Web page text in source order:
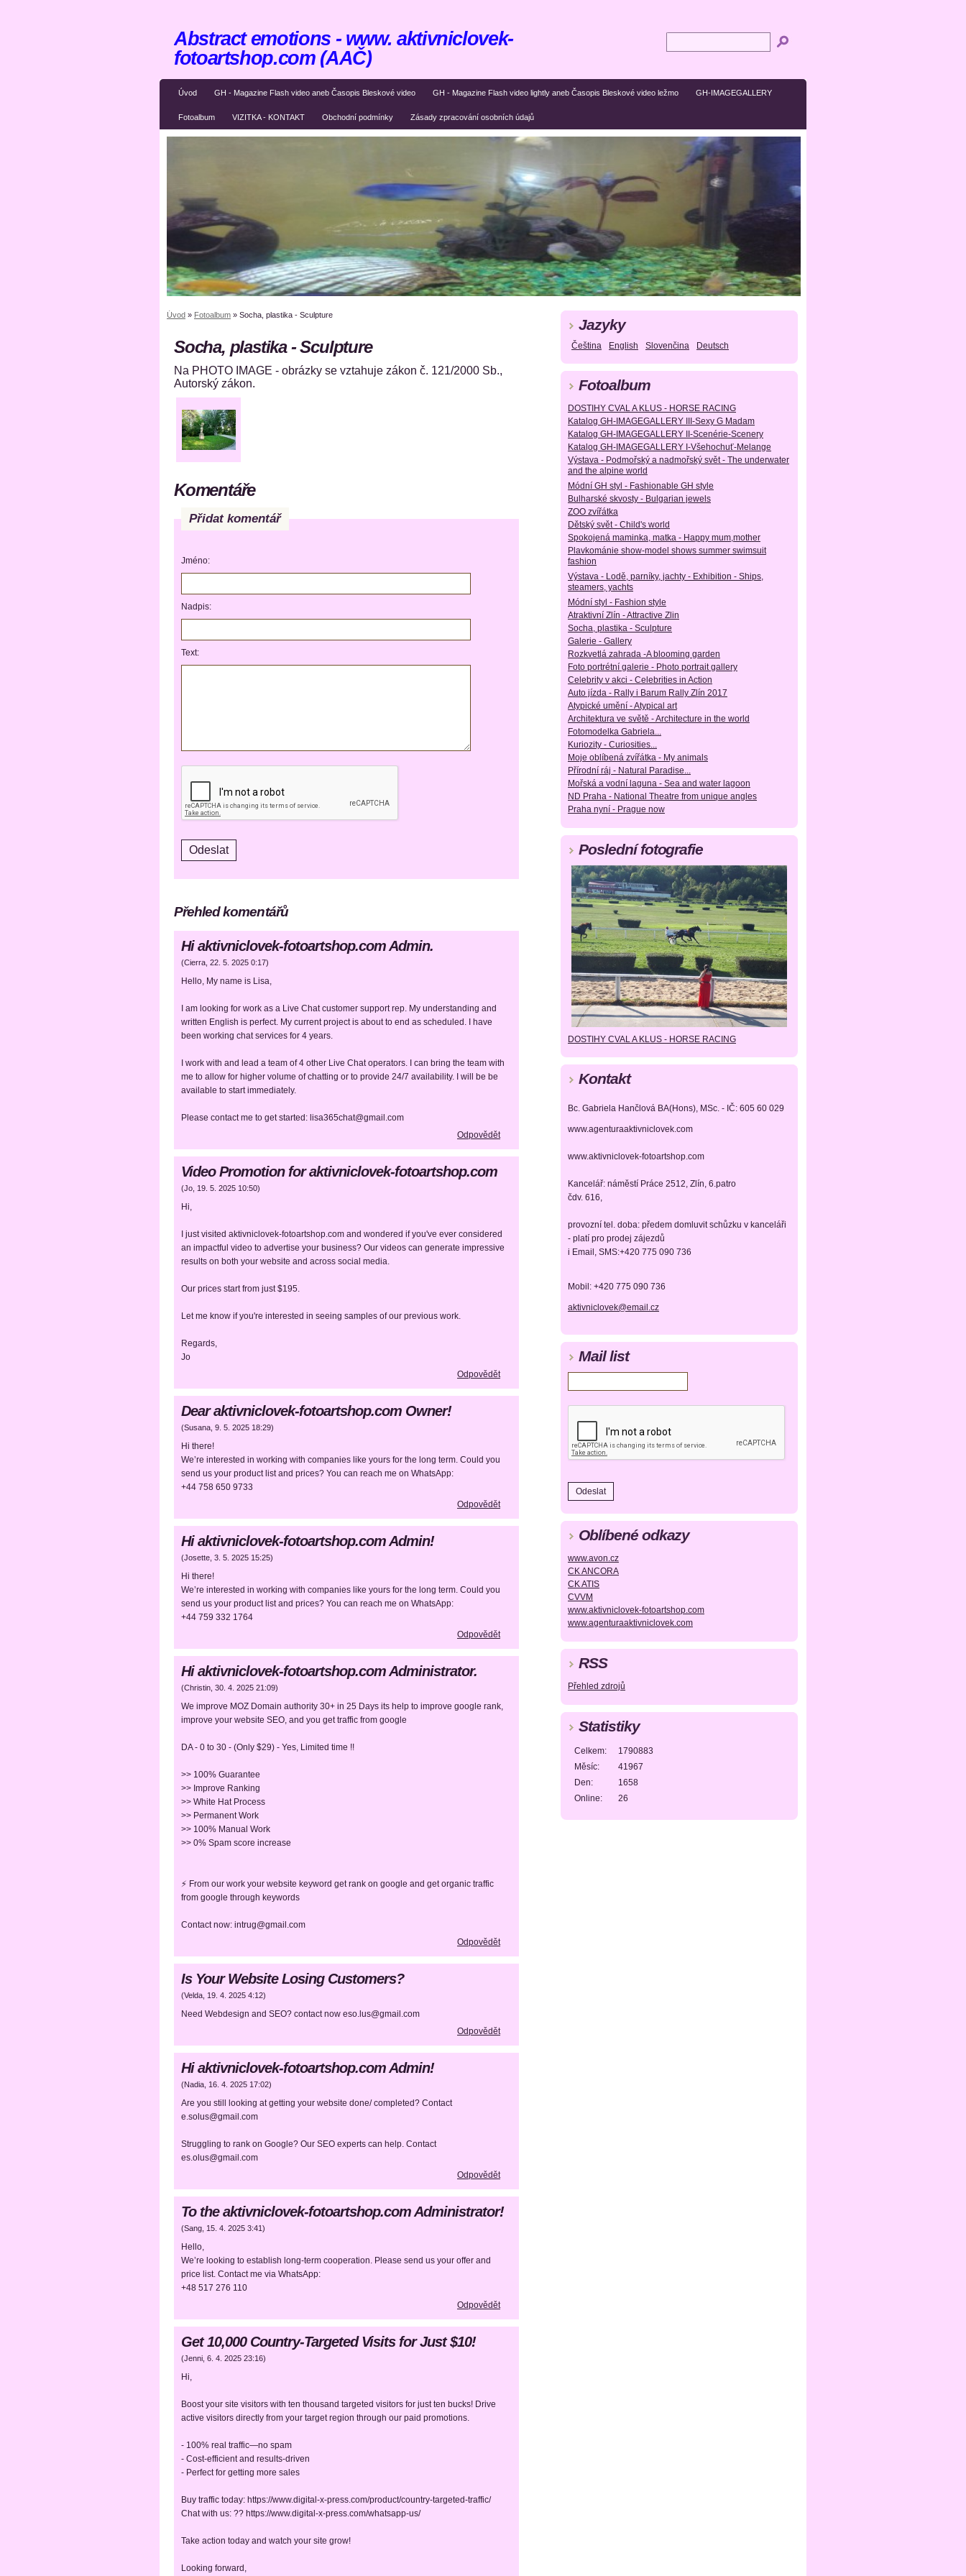
Úvod GH - Magazine Flash video aneb Časopis Bleskové video GH - Magazine Flash video lightly aneb Časopis Bleskové video ležmo GH-IMAGEGALLERY
Fotoalbum VIZITKA - KONTAKT Obchodní podmínky Zásady zpracování osobních údajů
Abstract emotions - www. aktivniclovek-
fotoartshop.com (AAČ)
Úvod » Fotoalbum » Socha, plastika - Sculpture
Socha, plastika - Sculpture
Na PHOTO IMAGE - obrázky se vztahuje zákon č. 121/2000 Sb.,
Autorský zákon.
Komentáře
Přidat komentář
Jméno:
Nadpis:
Text:
Přehled komentářů
Hi aktivniclovek-fotoartshop.com Admin.
(Cierra 22. 5. 2025 0:17)
Hello, My name is Lisa,
I am looking for work as a Live Chat customer support rep. My understanding and
written English is perfect. My current project is about to end as scheduled. I have
been working chat services for 4 years.
I work with and lead a team of 4 other Live Chat operators. I can bring the team with
me to allow for higher volume of chatting or to provide 24/7 availability. I will be be
available to start immediately.
Please contact me to get started: lisa365chat@gmail.com
Odpovědět
Video Promotion for aktivniclovek-fotoartshop.com
(Jo 19. 5. 2025 10:50)
Hi,
I just visited aktivniclovek-fotoartshop.com and wondered if you've ever considered
an impactful video to advertise your business? Our videos can generate impressive
results on both your website and across social media.
Our prices start from just $195.
Let me know if you're interested in seeing samples of our previous work.
Regards,
Jo
Odpovědět
Dear aktivniclovek-fotoartshop.com Owner!
(Susana 9. 5. 2025 18:29)
Hi there!
We’re interested in working with companies like yours for the long term. Could you
send us your product list and prices? You can reach me on WhatsApp:
+44 758 650 9733
Odpovědět
Hi aktivniclovek-fotoartshop.com Admin!
(Josette 3. 5. 2025 15:25)
Hi there!
We’re interested in working with companies like yours for the long term. Could you
send us your product list and prices? You can reach me on WhatsApp:
+44 759 332 1764
Odpovědět
Hi aktivniclovek-fotoartshop.com Administrator.
(Christin 30. 4. 2025 21:09)
We improve MOZ Domain authority 30+ in 25 Days its help to improve google rank,
improve your website SEO, and you get traffic from google
DA - 0 to 30 - (Only $29) - Yes, Limited time !!
>> 100% Guarantee
>> Improve Ranking
>> White Hat Process
>> Permanent Work
>> 100% Manual Work
>> 0% Spam score increase
⚡ From our work your website keyword get rank on google and get organic traffic
from google through keywords
Contact now: intrug@gmail.com
Odpovědět
Is Your Website Losing Customers?
(Velda 19. 4. 2025 4:12)
Need Webdesign and SEO? contact now eso.lus@gmail.com
Odpovědět
Hi aktivniclovek-fotoartshop.com Admin!
(Nadia 16. 4. 2025 17:02)
Are you still looking at getting your website done/ completed? Contact
e.solus@gmail.com
Struggling to rank on Google? Our SEO experts can help. Contact
es.olus@gmail.com
Odpovědět
To the aktivniclovek-fotoartshop.com Administrator!
(Sang 15. 4. 2025 3:41)
Hello,
We’re looking to establish long-term cooperation. Please send us your offer and
price list. Contact me via WhatsApp:
+48 517 276 110
Odpovědět
Get 10,000 Country-Targeted Visits for Just $10!
(Jenni 6. 4. 2025 23:16)
Hi,
Boost your site visitors with ten thousand targeted visitors for just ten bucks! Drive
active visitors directly from your target region through our paid promotions.
- 100% real traffic—no spam
- Cost-efficient and results-driven
- Perfect for getting more sales
Buy traffic today: https://www.digital-x-press.com/product/country-targeted-traffic/
Chat with us: ?? https://www.digital-x-press.com/whatsapp-us/
Take action today and watch your site grow!
Looking forward,
Jazyky
Čeština English Slovenčina Deutsch
Fotoalbum
DOSTIHY CVAL A KLUS - HORSE RACING
Katalog GH-IMAGEGALLERY III-Sexy G Madam
Katalog GH-IMAGEGALLERY II-Scenérie-Scenery
Katalog GH-IMAGEGALLERY I-Všehochuť-Melange
Výstava - Podmořský a nadmořský svět - The underwater
and the alpine world
Módní GH styl - Fashionable GH style
Bulharské skvosty - Bulgarian jewels
ZOO zvířátka
Dětský svět - Child's world
Spokojená maminka, matka - Happy mum,mother
Plavkománie show-model shows summer swimsuit
fashion
Výstava - Lodě, parníky, jachty - Exhibition - Ships,
steamers, yachts
Módní styl - Fashion style
Atraktivní Zlín - Attractive Zlin
Socha, plastika - Sculpture
Galerie - Gallery
Rozkvetlá zahrada -A blooming garden
Foto portrétní galerie - Photo portrait gallery
Celebrity v akci - Celebrities in Action
Auto jízda - Rally i Barum Rally Zlín 2017
Atypické umění - Atypical art
Architektura ve světě - Architecture in the world
Fotomodelka Gabriela...
Kuriozity - Curiosities...
Moje oblíbená zvířátka - My animals
Přírodní ráj - Natural Paradise...
Mořská a vodní laguna - Sea and water lagoon
ND Praha - National Theatre from unique angles
Praha nyní - Prague now
Poslední fotografie
DOSTIHY CVAL A KLUS - HORSE RACING
Kontakt
Bc. Gabriela Hančlová BA(Hons), MSc. - IČ: 605 60 029
www.agenturaaktivniclovek.com
www.aktivniclovek-fotoartshop.com
Kancelář: náměstí Práce 2512, Zlín, 6.patro
čdv. 616,
provozní tel. doba: předem domluvit schůzku v kanceláři
- platí pro prodej zájezdů
i Email, SMS:+420 775 090 736
Mobil: +420 775 090 736
aktivniclovek@email.cz
Mail list
Oblíbené odkazy
www.avon.cz
CK ANCORA
CK ATIS
CVVM
www.aktivniclovek-fotoartshop.com
www.agenturaaktivniclovek.com
RSS
Přehled zdrojů
Statistiky
Online: 26
Celkem:
1790883
Měsíc:
41967
Den:
1658